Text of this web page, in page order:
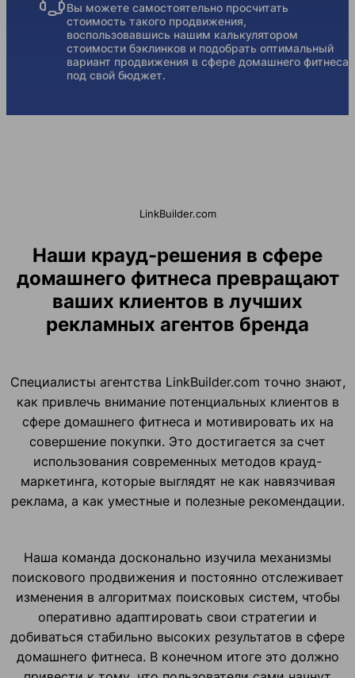
Вы можете самостоятельно просчитать
стоимость такого продвижения,
воспользовавшись нашим калькулятором
стоимости бэклинков и подобрать оптимальный
вариант продвижения в сфере домашнего фитнеса
под свой бюджет.
LinkBuilder.com
Наши крауд-решения в сфере
домашнего фитнеса превращают
ваших клиентов в лучших
рекламных агентов бренда
Специалисты агентства LinkBuilder.com точно знают,
как привлечь внимание потенциальных клиентов в
сфере домашнего фитнеса и мотивировать их на
совершение покупки. Это достигается за счет
использования современных методов крауд-
маркетинга, которые выглядят не как навязчивая
реклама, а как уместные и полезные рекомендации.
Наша команда досконально изучила механизмы
поискового продвижения и постоянно отслеживает
изменения в алгоритмах поисковых систем, чтобы
оперативно адаптировать свои стратегии и
добиваться стабильно высоких результатов в сфере
домашнего фитнеса. В конечном итоге это должно